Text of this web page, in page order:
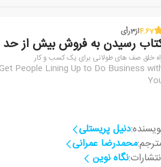
4.67از3رأی
رسیدن به فروش بیش از حد
خلق صف های طولانی برای یک کسب و کار
People Lining Up to Do Business
دنیل پریستلی
محمدرضا عمرانی
نگاه نوین